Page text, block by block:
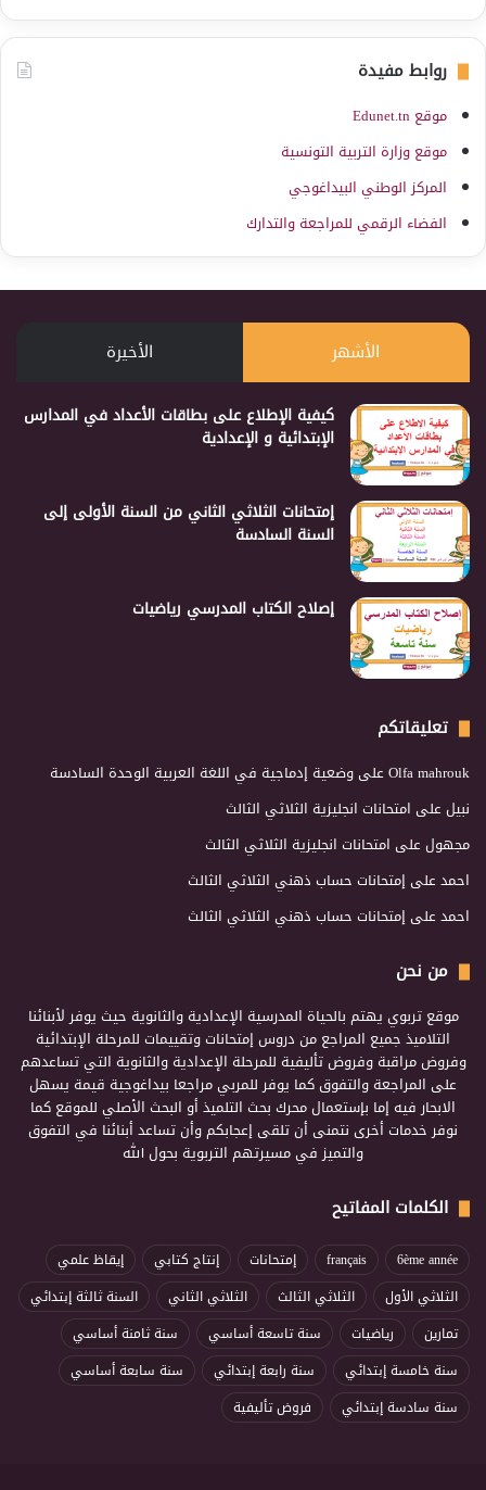
روابط مفيدة
موقع Edunet.tn
موقع وزارة التربية التونسية
المركز الوطني البيداغوجي
الفضاء الرقمي للمراجعة والتدارك
الأشهر الأخيرة
كيفية الإطلاع على بطاقات الأعداد في المدارس
الإبتدائية و الإعدادية
إمتحانات الثلاثي الثاني من السنة الأولى إلى
السنة السادسة
إصلاح الكتاب المدرسي رياضيات
تعليقاتكم
Olfa mahroukعلى وضعية إدماجية في اللغة العربية الوحدة السادسة
نبيلعلى امتحانات انجليزية الثلاثي الثالث
مجهولعلى امتحانات انجليزية الثلاثي الثالث
احمدعلى إمتحانات حساب ذهني الثلاثي الثالث
احمدعلى إمتحانات حساب ذهني الثلاثي الثالث
من نحن
موقع تربوي يهتم بالحياة المدرسية الإعدادية والثانوية حيث يوفر لأبنائنا
التلاميذ جميع المراجع من دروس إمتحانات وتقييمات للمرحلة الإبتدائية
وفروض مراقبة وفروض تأليفية للمرحلة الإعدادية والثانوية التي تساعدهم
على المراجعة والتفوق كما يوفر للمربي مراجعا بيداغوجية قيمة يسهل
الابحار فيه إما بإستعمال محرك بحث التلميذ أو البحث الأصلي للموقع كما
نوفر خدمات أخرى نتمنى أن تلقى إعجابكم وأن تساعد أبنائنا في التفوق
والتميز في مسيرتهم التربوية بحول الله
الكلمات المفاتيح
6ème année
français إمتحانات إنتاج كتابي
إيقاظ علمي
الثلاثي الأول
الثلاثي الثالث الثلاثي الثاني
السنة ثالثة إبتدائي
تمارين
رياضيات سنة تاسعة أساسي
سنة ثامنة أساسي
سنة خامسة إبتدائي
سنة رابعة إبتدائي
سنة سابعة أساسي
سنة سادسة إبتدائي
فروض تأليفية